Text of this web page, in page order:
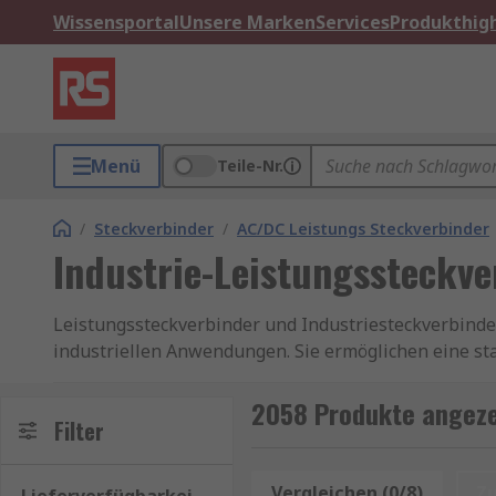
WissensportalUnsere MarkenServices
Menü Teile-Nr.
/ Steckverbinder / AC/DC Leistungs Steckverbinder
Industrie-
Leistungssteckverbinder und
industriellen Anwendungen. Sie ermöglichen eine
Ströme aufnehmen können und gleichzeitig robust
Filter 2058 Produkte